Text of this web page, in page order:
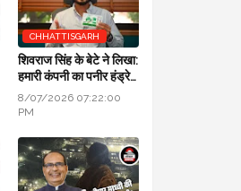
CHHATTISGARH
शिवराज सिंह के बेटे ने लिखा:
हमारी कंपनी का पनीर हंड्रेड
परसेंट प्योर है, लैब रिपोर्ट आ
गई है
8/07/2026 07:22:00
PM